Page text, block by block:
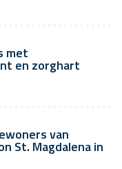
met
en zorghart
van
St. Magdalena in